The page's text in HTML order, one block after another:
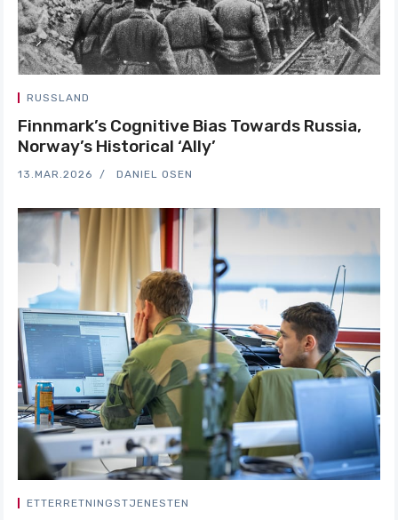
RUSSLAND
Finnmark’s Cognitive Bias Towards Russia,
Norway’s Historical ‘Ally’
13.MAR.2026 DANIEL OSEN
ETTERRETNINGSTJENESTEN